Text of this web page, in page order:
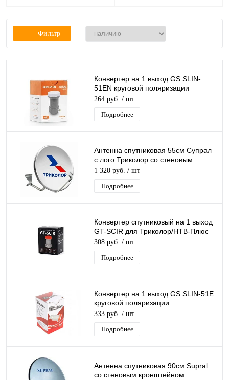
Фильтр
Конвертер на 1 выход GS SLIN-
51EN круговой поляризации
GeneralSatellite SINGL
дляТриколор/НТВ-Плюс
264 руб. / шт
Подробнее
Антенна спутниковая 55см Супрал
с лого Триколор со стеновым
кронштейном
1 320 руб. / шт
Подробнее
Конвертер спутниковый на 1 выход
GT-SCIR для Триколор/НТВ-Плюс
круговой поляризации
308 руб. / шт
Подробнее
Конвертер на 1 выход GS SLIN-51E
круговой поляризации
GeneralSatellite SINGL
дляТриколор/НТВ-Плюс
333 руб. / шт
Подробнее
Антенна спутниковая 90см Supral
со стеновым кронштейном